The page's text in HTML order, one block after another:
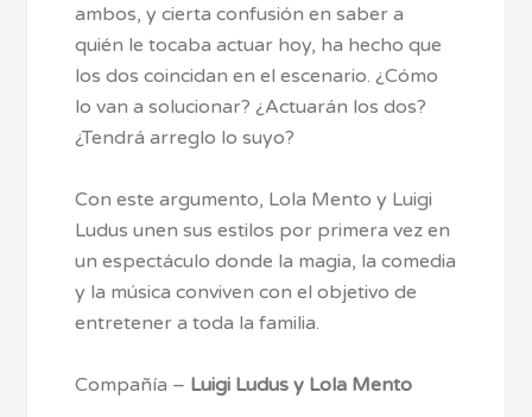
ambos, y cierta confusión en saber a
quién le tocaba actuar hoy, ha hecho que
los dos coincidan en el escenario. ¿Cómo
lo van a solucionar? ¿Actuarán los dos?
¿Tendrá arreglo lo suyo?
Con este argumento, Lola Mento y Luigi
Ludus unen sus estilos por primera vez en
un espectáculo donde la magia, la comedia
y la música conviven con el objetivo de
entretener a toda la familia.
Compañía – Luigi Ludus y Lola Mento